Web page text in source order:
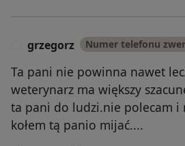
grzegorz Numer telefonu
Ta pani nie powinna nawet
weterynarz ma większy
ta pani do ludzi.nie polecam i
kołem tą panio mijać....